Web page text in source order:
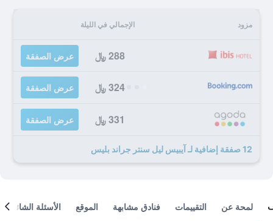
مزود الإجمالي في الليلة
288 ﷼ عرض الصفقة
324 ﷼ عرض الصفقة
331 ﷼ عرض الصفقة
12 صفقة إضافية لـ آيبيس ليل سنتر جراند بليس
لمحة عن التقييمات فنادق مشابهة الموقع الأسئلة الشائعة